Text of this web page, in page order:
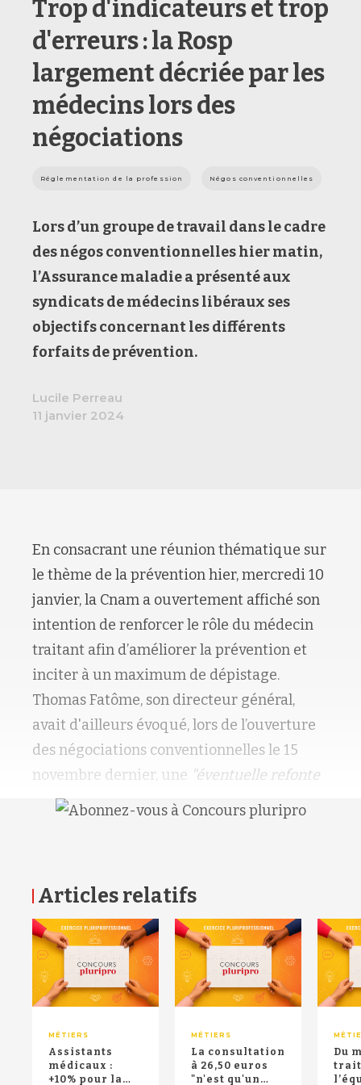
Trop d'indicateurs et trop
d'erreurs : la Rosp
largement décriée par les
médecins lors des
négociations
Réglementation de la profession Négos conventionnelles
Lors d’un groupe de travail dans le cadre
des négos conventionnelles hier matin,
l’Assurance maladie a présenté aux
syndicats de médecins libéraux ses
objectifs concernant les différents
forfaits de prévention.
Lucile Perreau
11 janvier 2024
En consacrant une réunion thématique sur
le thème de la prévention hier, mercredi 10
janvier, la Cnam a ouvertement affiché son
intention de renforcer le rôle du médecin
traitant afin d’améliorer la prévention et
inciter à un maximum de dépistage.
Thomas Fatôme, son directeur général,
avait d'ailleurs évoqué, lors de l’ouverture
des négociations conventionnelles le 15
novembre dernier, une "éventuelle refonte
Articles relatifs
MÉTIERS
Assistants
médicaux :
+10% pour la
MÉTIERS
La consultation
à 26,50 euros
"n'est qu'un
Du
RETOUR HAUT DE PAGE